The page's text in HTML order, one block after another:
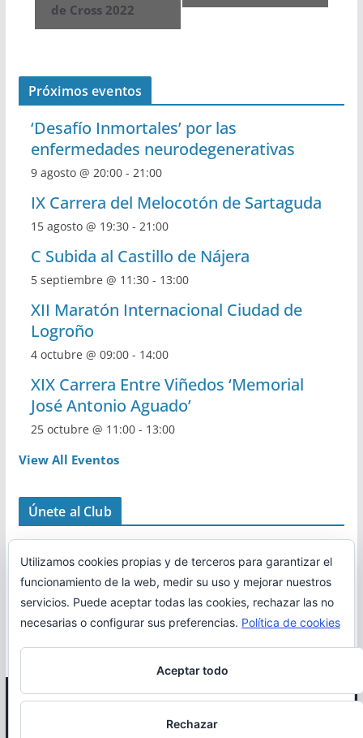
de Cross 2022
Próximos eventos
‘Desafío Inmortales’ por las
enfermedades neurodegenerativas
9 agosto @ 20:00- 21:00
IX Carrera del Melocotón de Sartaguda
15 agosto @ 19:30- 21:00
C Subida al Castillo de Nájera
5 septiembre @ 11:30- 13:00
XII Maratón Internacional Ciudad de
Logroño
4 octubre @ 09:00- 14:00
XIX Carrera Entre Viñedos ‘Memorial
José Antonio Aguado’
25 octubre @ 11:00- 13:00
View All Eventos
Únete al Club
Correr en La Rioja
Utilizamos cookies propias y de terceros para garantizar el
funcionamiento de la web, medir su uso y mejorar nuestros
servicios. Puede aceptar todas las cookies, rechazar las no
necesarias o configurar sus preferencias. Política de cookies
Aceptar todo
Rechazar